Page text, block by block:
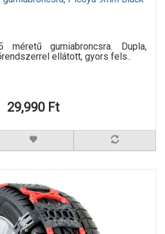
méretű gumiabroncsra. Dupla,
ellátott, gyors fels..
29,990 Ft